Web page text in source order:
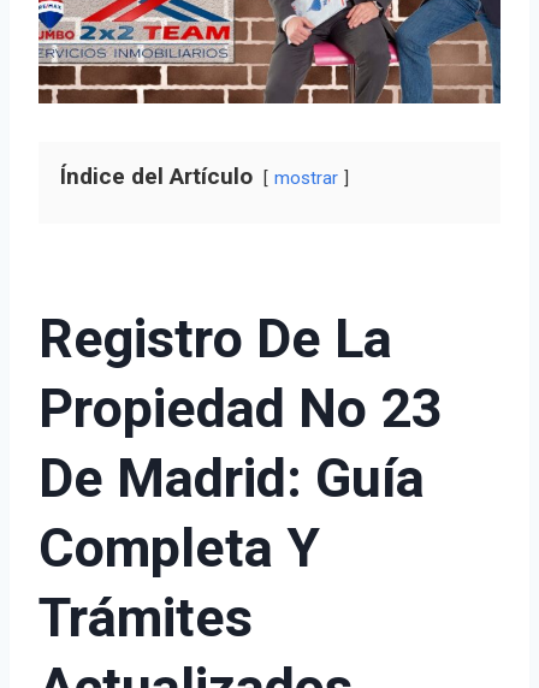
Índice del Artículo mostrar
Registro De La
Propiedad No 23
De Madrid: Guía
Completa Y
Trámites